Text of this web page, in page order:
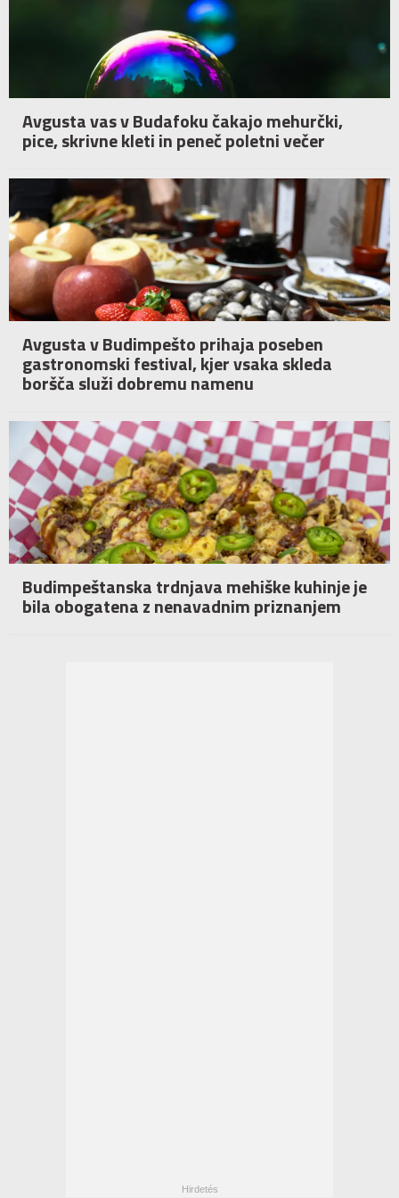
Avgusta vas v Budafoku čakajo mehurčki,
pice, skrivne kleti in peneč poletni večer
Avgusta v Budimpešto prihaja poseben
gastronomski festival, kjer vsaka skleda
boršča služi dobremu namenu
Budimpeštanska trdnjava mehiške kuhinje je
bila obogatena z nenavadnim priznanjem